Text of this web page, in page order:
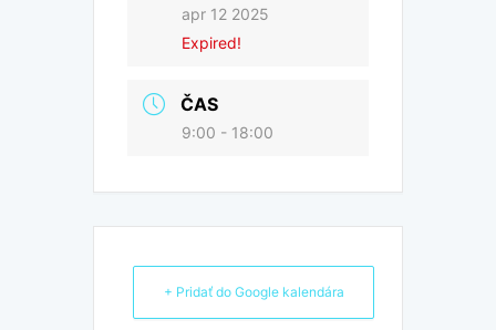
apr 12 2025
Expired!
ČAS
9:00 - 18:00
+ Pridať do Google kalendára